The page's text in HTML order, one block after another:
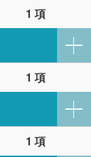
1 項
1 項
1 項